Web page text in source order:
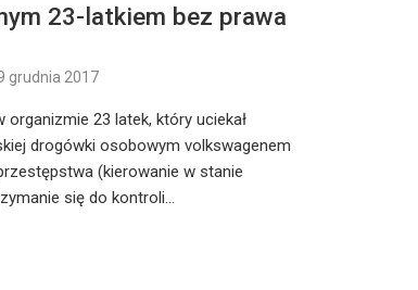
23-latkiem bez prawa
grudnia 2017
organizmie 23 latek, który uciekał
drogówki osobowym volkswagenem
(kierowanie w stanie
się do kontroli…